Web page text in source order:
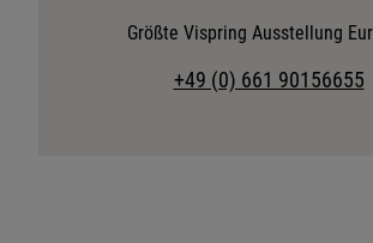
Telefonische Beratung
Größte Vispring Ausstellung
+49 (0) 661 90156655